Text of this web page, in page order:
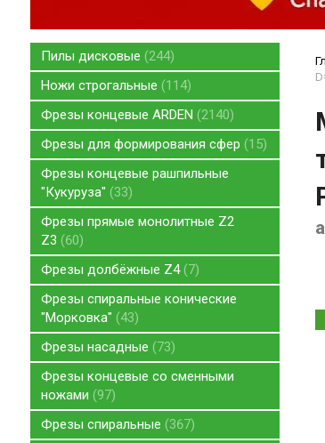
Пилы дисковые 244
Ножи строгальные 114
Фрезы концевые ARDEN 2140
Фрезы для формирования сфер 15
Фрезы концевые рашпильные
"Кукуруза" 33
Фрезы прямые монолитные Z2
Z3 60
Фрезы долбёжные Z4 7
Фрезы спиральные конические
"Морковка" 43
Фрезы насадные 73
Фрезы концевые со сменными
ножами 97
Фрезы спиральные 367